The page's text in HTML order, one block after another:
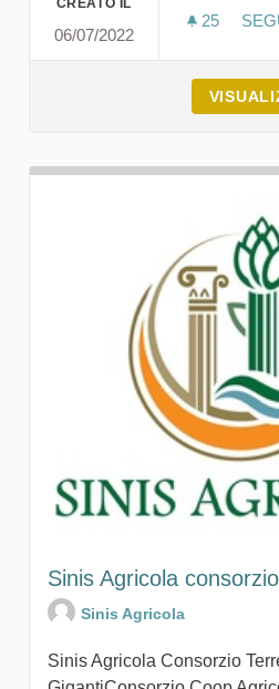
CREATO IL
06/07/2022
25 25
Sinis Agricola
Sinis Agricola
Sinis Agricola Consorzio